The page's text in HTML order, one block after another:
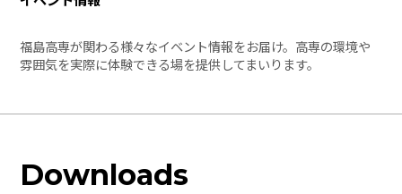
福島高専が関わる様々なイベント情報をお届け。高専の環境や
雰囲気を実際に体験できる場を提供してまいります。
Downloads